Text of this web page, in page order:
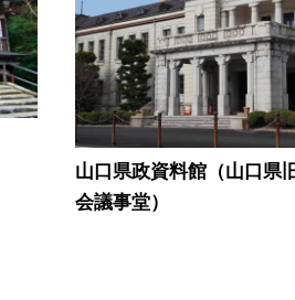
山口県政資料館（山口県
会議事堂）